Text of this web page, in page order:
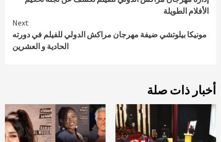
Reading
الأفلام الطويلة
Next
مونيكا بيلوتشي ضيفة مهرجان مراكش الدولي للفيلم في دورته
الحادية و العشرين
أخبار ذات صلة